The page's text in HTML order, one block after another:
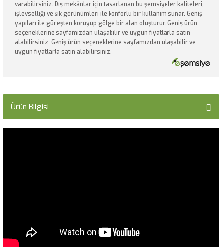
varabilirsiniz. Dış mekânlar için tasarlanan bu şemsiyeler kaliteleri,
işlevselliği ve şık görünümleri ile konforlu bir kullanım sunar. Geniş
yapıları ile güneşten koruyup gölge bir alan oluşturur. Geniş ürün
seçeneklerine sayfamızdan ulaşabilir ve uygun fiyatlarla satın
alabilirsiniz. Geniş ürün seçeneklerine sayfamızdan ulaşabilir ve
uygun fiyatlarla satın alabilirsiniz.
Ürün Bilgisi